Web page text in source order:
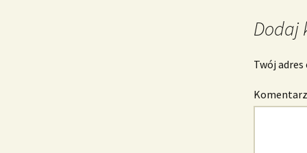
Dodaj
Twój
Komentarz